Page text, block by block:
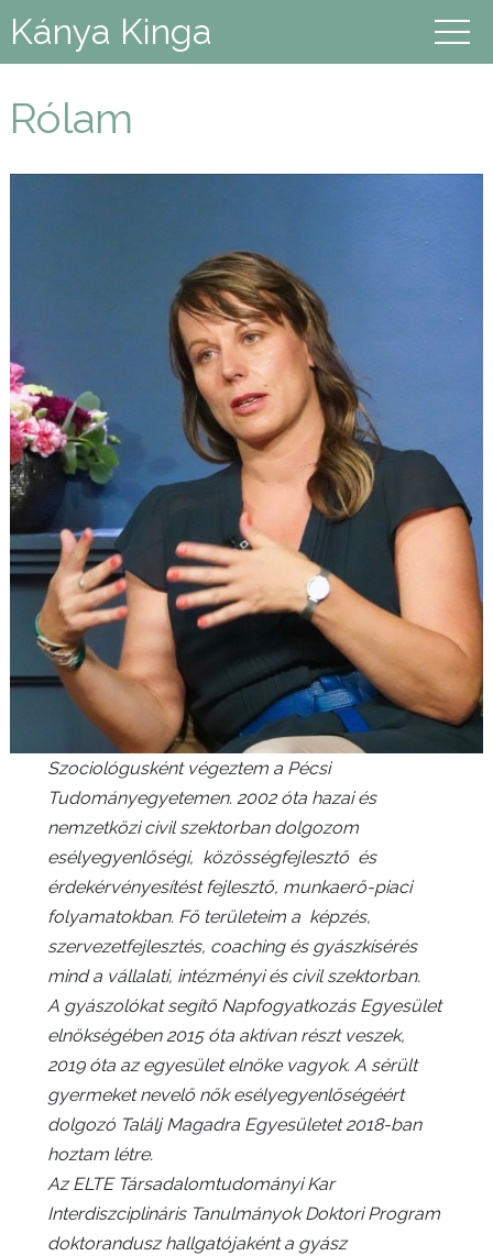
Kánya Kinga
Rólam
Szociológusként végeztem a Pécsi
Tudományegyetemen. 2002 óta hazai és
nemzetközi civil szektorban dolgozom
esélyegyenlőségi, közösségfejlesztő és
érdekérvényesítést fejlesztő, munkaerő-piaci
folyamatokban. Fő területeim a képzés,
szervezetfejlesztés, coaching és gyászkísérés
mind a vállalati, intézményi és civil szektorban.
A gyászolókat segítő Napfogyatkozás Egyesület
elnökségében 2015 óta aktívan részt veszek,
2019 óta az egyesület elnöke vagyok. A sérült
gyermeket nevelő nők esélyegyenlőségéért
dolgozó Találj Magadra Egyesületet 2018-ban
hoztam létre.
Az ELTE Társadalomtudományi Kar
Interdiszciplináris Tanulmányok Doktori Program
doktorandusz hallgatójaként a gyász